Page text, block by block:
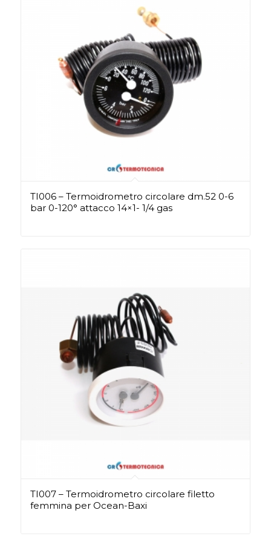
TI006 – Termoidrometro circolare dm.52 0-6
bar 0-120° attacco 14×1- 1/4 gas
TI007 – Termoidrometro circolare filetto
femmina per Ocean-Baxi